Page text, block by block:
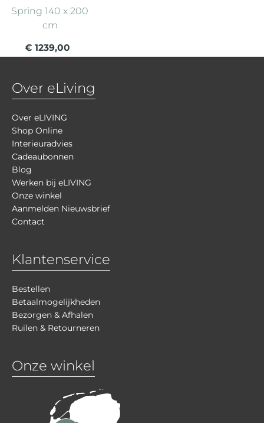
Spring 140 x 200
cm
€ 1239,00
Over eLiving
Over eLIVING
Shop Online
Interieuradvies
Cadeaubonnen
Blog
Werken bij eLIVING
Onze winkel
Aanmelden Nieuwsbrief
Contact
Klantenservice
Bestellen
Betaalmogelijkheden
Bezorgen & Afhalen
Ruilen & Retourneren
Onze winkel